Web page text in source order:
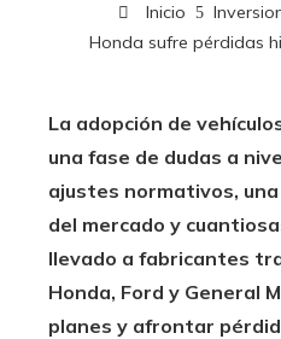
Inicio
Honda sufre pérdidas
La adopción de
una fase de dudas a
ajustes normativos,
del mercado y
llevado a fabricantes
Honda, Ford y General
planes y afrontar